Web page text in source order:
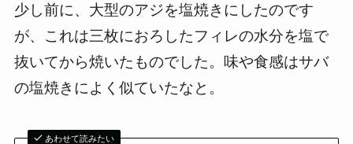
少し前に、大型のアジを塩焼きにしたのです
が、これは三枚におろしたフィレの水分を塩で
抜いてから焼いたものでした。味や食感はサバ
の塩焼きによく似ていたなと。
あわせて読みたい